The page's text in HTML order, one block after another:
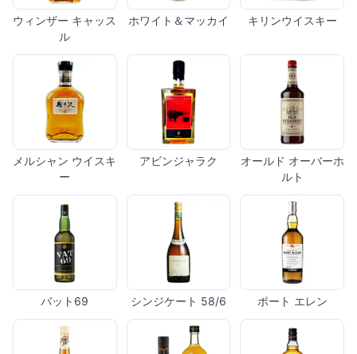
ウィンザー キャッス
ル
ホワイト＆マッカイ キリンウイスキー
メルシャン ウイスキ
ー
アビンジャラク
オールド オーバーホ
ルト
バット69 シンジケート 58/6 ポート エレン